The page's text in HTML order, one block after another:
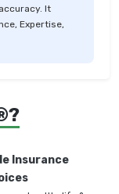
It
Expertise,
Insurance